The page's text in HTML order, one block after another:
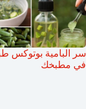
سر البامية بوتوكس
في مطبخك